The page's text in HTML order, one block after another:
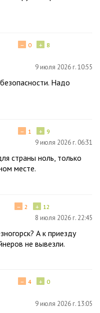
+ 8
− 0
9 июля 2026 г. 10:55
Надо
+ 9
− 1
9 июля 2026 г. 06:31
страны ноль, только
месте.
+ 12
− 2
8 июля 2026 г. 22:45
А к приезду
не вывезли.
+ 0
− 4
9 июля 2026 г. 13:05